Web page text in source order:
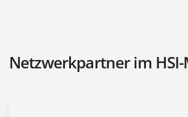
Netzwerkpartner im